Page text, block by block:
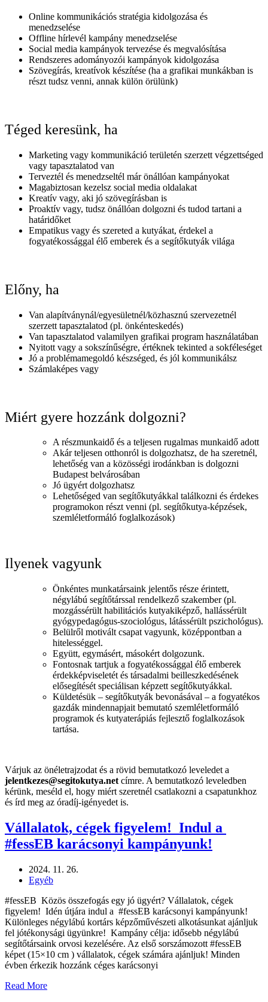
Online kommunikációs stratégia kidolgozása és
menedzselése
Offline hírlevél kampány menedzselése
Social media kampányok tervezése és megvalósítása
Rendszeres adományozói kampányok kidolgozása
Szövegírás, kreatívok készítése (ha a grafikai munkákban is
részt tudsz venni, annak külön örülünk)
Téged keresünk, ha
Marketing vagy kommunikáció területén szerzett végzettséged
vagy tapasztalatod van
Terveztél és menedzseltél már önállóan kampányokat
Magabiztosan kezelsz social media oldalakat
Kreatív vagy, aki jó szövegírásban is
Proaktív vagy, tudsz önállóan dolgozni és tudod tartani a
határidőket
Empatikus vagy és szereted a kutyákat, érdekel a
fogyatékossággal élő emberek és a segítőkutyák világa
Előny, ha
Van alapítványnál/egyesületnél/közhasznú szervezetnél
szerzett tapasztalatod (pl. önkénteskedés)
Van tapasztalatod valamilyen grafikai program használatában
Nyitott vagy a sokszínűségre, értéknek tekinted a sokféleséget
Jó a problémamegoldó készséged, és jól kommunikálsz
Számlaképes vagy
Miért gyere hozzánk dolgozni?
A részmunkaidő és a teljesen rugalmas munkaidő adott
Akár teljesen otthonról is dolgozhatsz, de ha szeretnél,
lehetőség van a közösségi irodánkban is dolgozni
Budapest belvárosában
Jó ügyért dolgozhatsz
Lehetőséged van segítőkutyákkal találkozni és érdekes
programokon részt venni (pl. segítőkutya-képzések,
szemléletformáló foglalkozások)
Ilyenek vagyunk
Önkéntes munkatársaink jelentős része érintett,
négylábú segítőtárssal rendelkező szakember (pl.
mozgássérült habilitációs kutyakiképző, hallássérült
gyógypedagógus-szociológus, látássérült pszichológus).
Belülről motivált csapat vagyunk, középpontban a
hitelességgel.
Együtt, egymásért, másokért dolgozunk.
Fontosnak tartjuk a fogyatékossággal élő emberek
érdekképviseletét és társadalmi beilleszkedésének
elősegítését speciálisan képzett segítőkutyákkal.
Küldetésük – segítőkutyák bevonásával – a fogyatékos
gazdák mindennapjait bemutató szemléletformáló
programok és kutyaterápiás fejlesztő foglalkozások
tartása.
Várjuk az önéletrajzodat és a rövid bemutatkozó leveledet a
jelentkezes@segitokutya.net címre. A bemutatkozó leveledben
kérünk, meséld el, hogy miért szeretnél csatlakozni a csapatunkhoz
és írd meg az óradíj-igényedet is.
Vállalatok, cégek figyelem! Indul a
#fessEB karácsonyi kampányunk!
2024. 11. 26.
Egyéb
#fessEB Közös összefogás egy jó ügyért? Vállalatok, cégek
figyelem! Idén útjára indul a #fessEB karácsonyi kampányunk!
Különleges négylábú kortárs képzőművészeti alkotásunkat ajánljuk
fel jótékonysági ügyünkre! Kampány célja: idősebb négylábú
segítőtársaink orvosi kezelésére. Az első sorszámozott #fessEB
képet (15×10 cm ) vállalatok, cégek számára ajánljuk! Minden
évben érkezik hozzánk céges karácsonyi
Read More